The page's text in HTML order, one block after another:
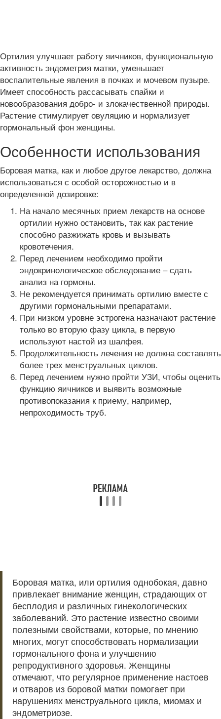
Ортилия улучшает работу яичников, функциональную
активность эндометрия матки, уменьшает
воспалительные явления в почках и мочевом пузыре.
Имеет способность рассасывать спайки и
новообразования добро- и злокачественной природы.
Растение стимулирует овуляцию и нормализует
гормональный фон женщины.
Особенности использования
Боровая матка, как и любое другое лекарство, должна
использоваться с особой осторожностью и в
определенной дозировке:
На начало месячных прием лекарств на основе
ортилии нужно остановить, так как растение
способно разжижать кровь и вызывать
кровотечения.
Перед лечением необходимо пройти
эндокринологическое обследование – сдать
анализ на гормоны.
Не рекомендуется принимать ортилию вместе с
другими гормональными препаратами.
При низком уровне эстрогена назначают растение
только во вторую фазу цикла, в первую
используют настой из шалфея.
Продолжительность лечения не должна составлять
более трех менструальных циклов.
Перед лечением нужно пройти УЗИ, чтобы оценить
функцию яичников и выявить возможные
противопоказания к приему, например,
непроходимость труб.
Боровая матка, или ортилия однобокая, давно
привлекает внимание женщин, страдающих от
бесплодия и различных гинекологических
заболеваний. Это растение известно своими
полезными свойствами, которые, по мнению
многих, могут способствовать нормализации
гормонального фона и улучшению
репродуктивного здоровья. Женщины
отмечают, что регулярное применение настоев
и отваров из боровой матки помогает при
нарушениях менструального цикла, миомах и
эндометриозе.